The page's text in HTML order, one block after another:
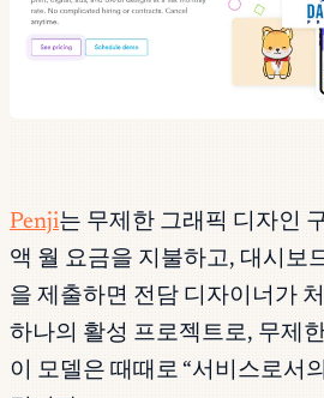
Penji는 무제한 그래픽 디자인
액 월 요금을 지불하고, 대시보
을 제출하면 전담 디자이너가
하나의 활성 프로젝트로, 무제
이 모델은 때때로 “서비스로서